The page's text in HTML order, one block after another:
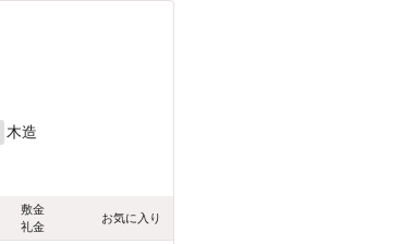
木造
敷金
礼金
お気に入り